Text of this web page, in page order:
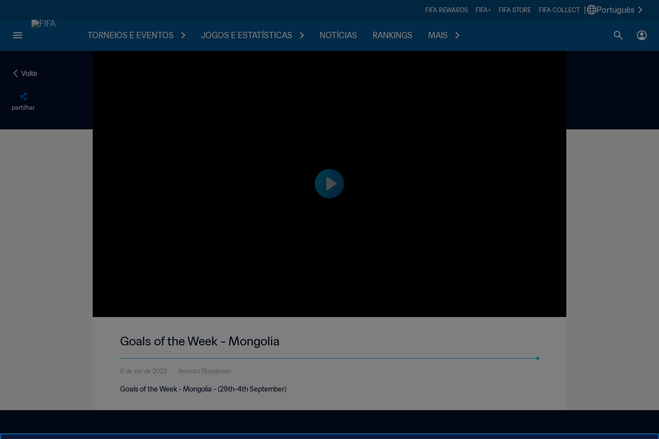
FIFA REWARDS FIFA+ FIFA STORE FIFA COLLECT Português
TORNEIOS E EVENTOS JOGOS E ESTATÍSTICAS NOTÍCIAS RANKINGS MAIS
Volte
partilhar
Goals of the Week - Mongolia
6 de set de 2022 1minuto 18segundo
Goals of the Week - Mongolia - (29th-4th September)